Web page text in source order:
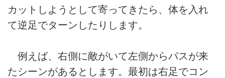
カットしようとして寄ってきたら、体を入れ
て逆足でターンしたりします。
例えば、右側に敵がいて左側からパスが来
たシーンがあるとします。最初は右足でコン